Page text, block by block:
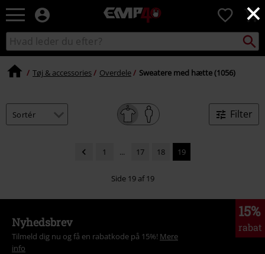
×
EMP
Musik,
TV
og
-
alternativ
0
Søg
sortiment
Søg
Tøj & accessories Overdele Sweatere med hætte (1056)
Filter
1 ... 17 18 19
Side 19 af 19
15%
rabat
Nyhedsbrev
Tilmeld dig nu og få en rabatkode på 15%! Mere
info